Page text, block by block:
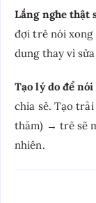
Lắng nghe thật
đợi trẻ nói xong
dung thay vì
Tạo lý do để nói
chia sẻ. Tạo
thăm) → trẻ sẽ
nhiên.